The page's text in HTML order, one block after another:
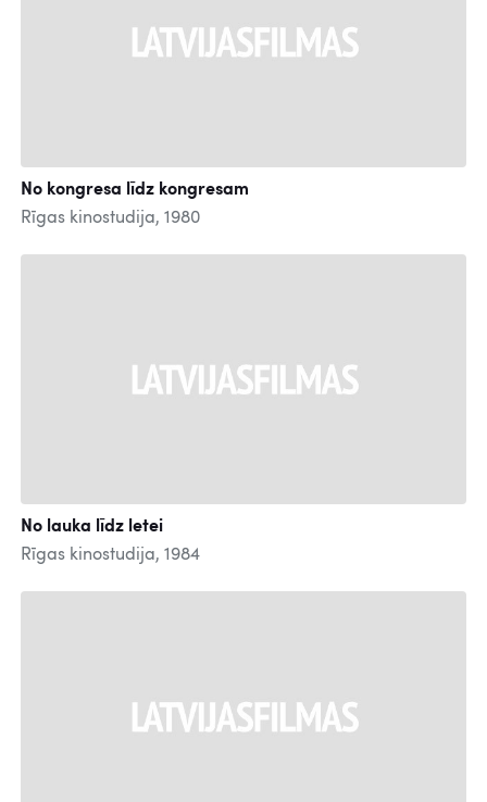
No kongresa līdz kongresam
Rīgas kinostudija, 1980
No lauka līdz letei
Rīgas kinostudija, 1984